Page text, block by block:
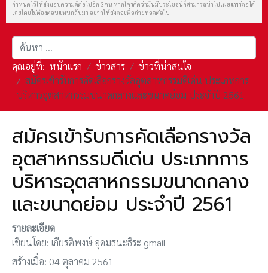
กำหนดไว้ให้ส่งมอบความดีต่อไปอีก 3 คน หากใครคิดว่ามันมีประโยชน์ก็สามารถนำไปเผยแพร่ต่อได้
เลยโดยไม่ต้องตอบแทนกลับมา อยากให้ส่งต่อเพื่อถ่ายทอดต่อไป
การค้นหา
คุณอยู่ที่: หน้าแรก ข่าวสาร
ข่าวที่น่าสนใจ
สมัครเข้ารับการคัดเลือกรางวัลอุตสาหกรรมดีเด่น ประเภทการ
บริหารอุตสาหกรรมขนาดกลางและขนาดย่อม ประจำปี 2561
สมัครเข้ารับการคัดเลือกรางวัล
อุตสาหกรรมดีเด่น ประเภทการ
บริหารอุตสาหกรรมขนาดกลาง
และขนาดย่อม ประจำปี 2561
รายละเอียด
เขียนโดย: เกียรติพงษ์ อุดมธนะธีระ gmail
สร้างเมื่อ: 04 ตุลาคม 2561